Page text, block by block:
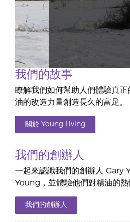
我們的故事
瞭解我們如何幫助人們體驗真
油的改造力量創造長久的富足。
關於 Young Living
我們的創辦人
一起來認識我們的創辦人 Gary
Young，並體驗他們對精油的熱
我們的創辦人